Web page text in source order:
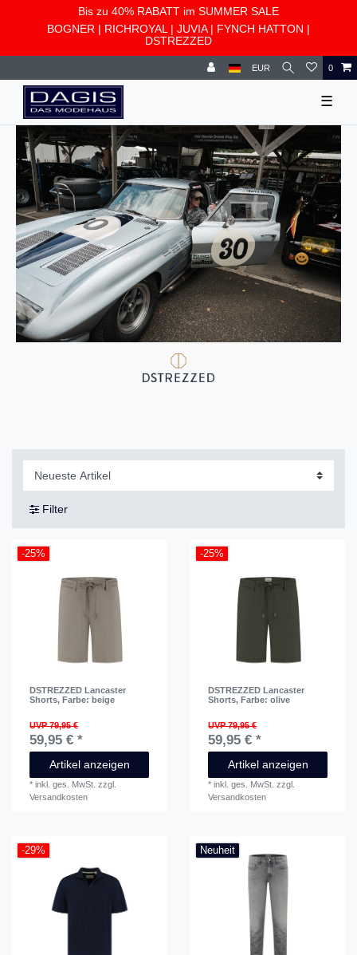
Bis zu 40% RABATT im SUMMER SALE
BOGNER | RICHROYAL | JUVIA| FYNCH HATTON |
DSTREZZED
EUR 0
☰
Filter
-25%
DSTREZZED Lancaster
Shorts, Farbe: beige
UVP 79,95 €
59,95 € *
Artikel anzeigen
*inkl. ges. MwSt. zzgl.
Versandkosten
-25%
DSTREZZED Lancaster
Shorts, Farbe: olive
UVP 79,95 €
59,95 € *
Artikel anzeigen
*inkl. ges. MwSt. zzgl.
Versandkosten
-29% Neuheit